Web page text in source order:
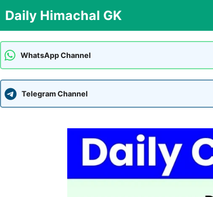
to
content
Daily Himachal GK
WhatsApp Channel
Telegram Channel